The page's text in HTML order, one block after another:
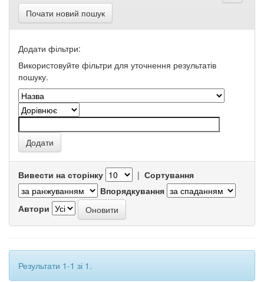
Почати новий пошук
Додати фільтри:
Використовуйте фільтри для уточнення результатів
пошуку.
Вивести на сторінку | Сортування
Впорядкування
Автори
Результати 1-1 зі 1.